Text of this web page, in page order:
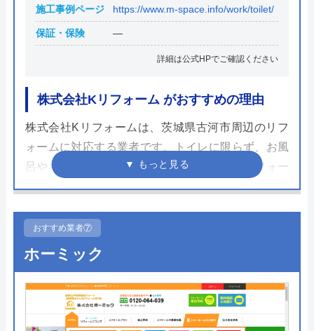
施工事例ページ https://www.m-space.info/work/toilet/
保証・保険 ―
詳細は公式HPでご確認ください
株式会社Kリフォーム がおすすめの理由
株式会社Kリフォームは、茨城県古河市周辺のリフ
ォームに対応する業者です。トイレに限らず、お風
呂やキッチン、外壁などさまざまな場所のリフォー
ムに対応。一度に複数箇所をリフォームしたい人に
またトイレのリフォーム費用は、基本工事費用が本
体代込で7万3,000円からとお手頃価格です。基本工
事費には元のトイレの処分費用が含まれており、工
事後に追加費用がかかることもありません。分かり
やすい料金体系で、はじめてリフォームを依頼する
おすすめ業者⑦
ホーミック